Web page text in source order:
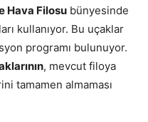
Hava Filosu bünyesinde
kullanıyor. Bu uçaklar
programı bulunuyor.
, mevcut filoya
tamamen almaması